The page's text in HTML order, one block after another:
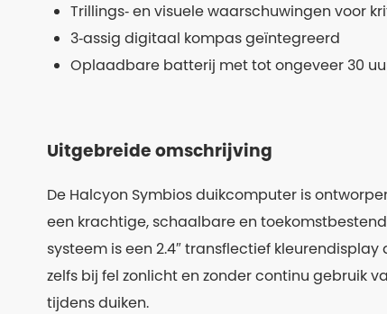
Trillings‑ en visuele waarschuwingen voor
3‑assig digitaal kompas geïntegreerd
Oplaadbare batterij met tot ongeveer 30
Uitgebreide omschrijving
De Halcyon Symbios duikcomputer is
een krachtige, schaalbare en
systeem is een 2.4″ transflectief
zelfs bij fel zonlicht en zonder continu gebruik
tijdens duiken.